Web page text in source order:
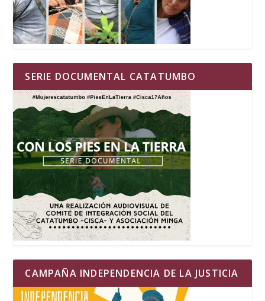
SERIE DOCUMENTAL CATATUMBO
CAMPAÑA INDEPENDENCIA DE LA JUSTICIA